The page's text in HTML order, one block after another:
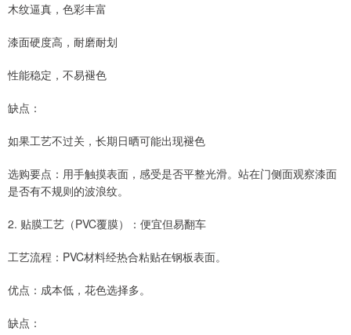
木纹逼真，色彩丰富
漆面硬度高，耐磨耐划
性能稳定，不易褪色
缺点：
如果工艺不过关，长期日晒可能出现褪色
选购要点：用手触摸表面，感受是否平整光滑。站在门侧面观察漆面
是否有不规则的波浪纹。
2. 贴膜工艺（PVC覆膜）：便宜但易翻车
工艺流程：PVC材料经热合粘贴在钢板表面。
优点：成本低，花色选择多。
缺点：